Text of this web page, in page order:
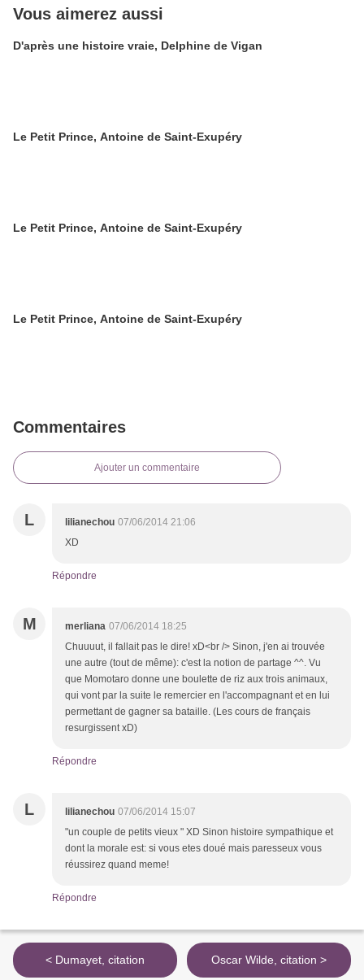
Vous aimerez aussi
D'après une histoire vraie, Delphine de Vigan
Le Petit Prince, Antoine de Saint-Exupéry
Le Petit Prince, Antoine de Saint-Exupéry
Le Petit Prince, Antoine de Saint-Exupéry
Commentaires
Ajouter un commentaire
L lilianechou 07/06/2014 21:06
XD
Répondre
M merliana 07/06/2014 18:25
Chuuuut, il fallait pas le dire! xD<br /> Sinon, j'en ai trouvée
une autre (tout de même): c'est la notion de partage ^^. Vu
que Momotaro donne une boulette de riz aux trois animaux,
qui vont par la suite le remercier en l'accompagnant et en lui
permettant de gagner sa bataille. (Les cours de français
resurgissent xD)
Répondre
L lilianechou 07/06/2014 15:07
"un couple de petits vieux " XD Sinon histoire sympathique et
dont la morale est: si vous etes doué mais paresseux vous
réussirez quand meme!
Répondre
< Dumayet, citation Oscar Wilde, citation >